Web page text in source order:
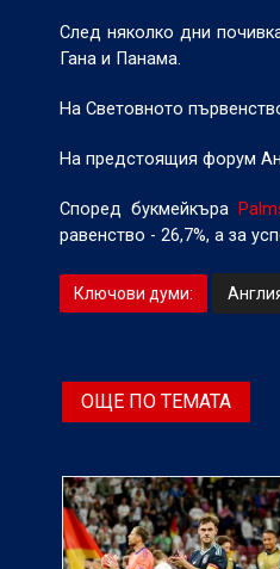
След няколко дни
Гана и Панама.
На Световното
На предстоящия форум
Според букмейкъра
равенство - 26,7%, а за
Ключови думи:
ОЩЕ ПО ТЕМАТА